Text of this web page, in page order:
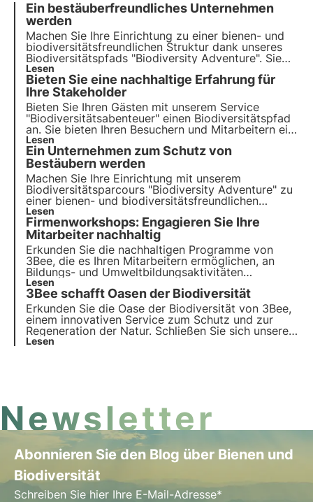
Ein bestäuberfreundliches Unternehmen
werden
Machen Sie Ihre Einrichtung zu einer bienen- und
biodiversitätsfreundlichen Struktur dank unseres
Biodiversitätspfads "Biodiversity Adventure". Sie
sensibilisieren Ihre Mitarbeiter und Besucher für die
Bedeutung des Erhalts der biologischen Vielfalt.
Lesen
Bieten Sie eine nachhaltige Erfahrung für
Ihre Stakeholder
Bieten Sie Ihren Gästen mit unserem Service
"Biodiversitätsabenteuer" einen Biodiversitätspfad
an. Sie bieten Ihren Besuchern und Mitarbeitern ein
einzigartiges Erlebnis und schärfen gleichzeitig
das Bewusstsein für die Bedeutung von
Bestäubern.
Lesen
Ein Unternehmen zum Schutz von
Bestäubern werden
Machen Sie Ihre Einrichtung mit unserem
Biodiversitätsparcours "Biodiversity Adventure" zu
einer bienen- und biodiversitätsfreundlichen
Einrichtung. So sensibilisieren Sie Ihre Mitarbeiter
und Besucher für die Bedeutung der Erhaltung der
Biodiversität.
Lesen
Firmenworkshops: Engagieren Sie Ihre
Mitarbeiter nachhaltig
Erkunden Sie die nachhaltigen Programme von
3Bee, die es Ihren Mitarbeitern ermöglichen, an
Bildungs- und Umweltbildungsaktivitäten
teilzunehmen. Von der Teilnahme an Imkerei-
Workshops über unsere 3bee Academy bis hin zu
Kostproben der Artenvielfalt: Stärken Sie das
Engagement Ihrer Mitarbeiter.
Lesen
3Bee schafft Oasen der Biodiversität
Erkunden Sie die Oase der Biodiversität von 3Bee,
einem innovativen Service zum Schutz und zur
Regeneration der Natur. Schließen Sie sich unserer
Mission an und erfahren Sie, wie Technologie und
Lesen
Newsletter
Abonnieren Sie den Blog über Bienen und
Biodiversität
Schreiben Sie hier Ihre E-Mail-Adresse*